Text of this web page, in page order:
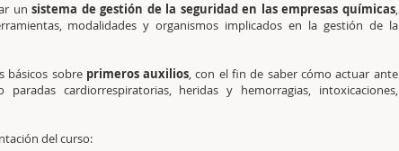
un sistema de gestión de la seguridad en las empresas químicas,
modalidades y organismos implicados en la gestión de la
básicos sobre primeros auxilios, con el fin de saber cómo actuar ante
paradas cardiorrespiratorias, heridas y hemorragias, intoxicaciones,
del curso: